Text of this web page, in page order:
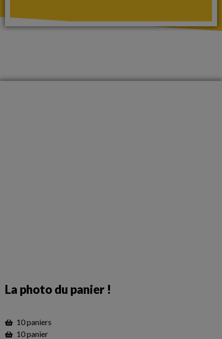
La photo du panier !
10 paniers
10 panier